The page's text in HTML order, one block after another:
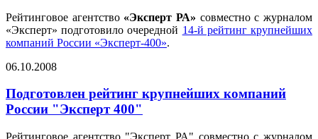
Рейтинговое агентство «Эксперт РА» совместно с журналом
«Эксперт» подготовило очередной 14-й рейтинг крупнейших
компаний России «Эксперт-400».
06.10.2008
Подготовлен рейтинг крупнейших компаний
России "Эксперт 400"